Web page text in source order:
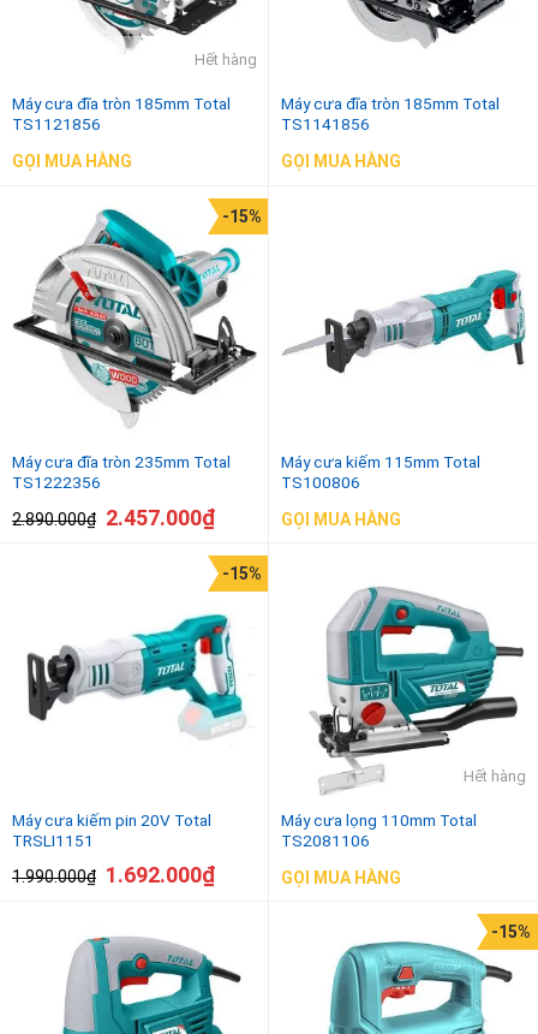
Hết hàng
Máy cưa đĩa tròn 185mm Total
TS1121856
GỌI MUA HÀNG
Máy cưa đĩa tròn 185mm Total
TS1141856
GỌI MUA HÀNG
Máy cưa đĩa tròn 235mm Total
TS1222356
2.890.000₫
-15%
2.457.000₫
Máy cưa kiếm 115mm Total
TS100806
GỌI MUA HÀNG
Máy cưa kiếm pin 20V Total
TRSLI1151
1.990.000₫
-15%
1.692.000₫
Hết hàng
Máy cưa lọng 110mm Total
TS2081106
GỌI MUA HÀNG
-15%